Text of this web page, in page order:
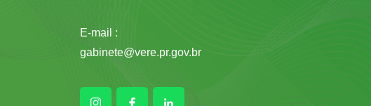
E-mail :
gabinete@vere.pr.gov.br